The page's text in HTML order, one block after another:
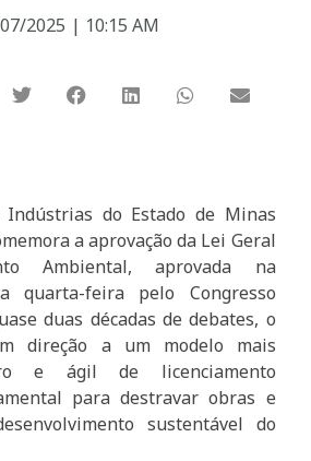
2025 | 10:15 AM
Indústrias do Estado de Minas
a aprovação da Lei Geral
Ambiental, aprovada na
quarta-feira pelo Congresso
duas décadas de debates, o
direção a um modelo mais
e ágil de licenciamento
para destravar obras e
sustentável do